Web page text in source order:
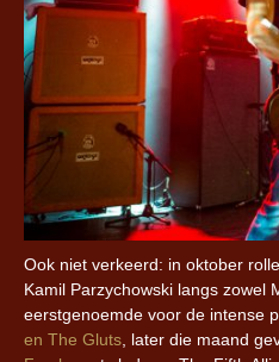
Ook niet verkeerd: in oktober
Kamil Parzychowski langs zowel
eerstgenoemde voor de intense
en The Gluts , later die maand